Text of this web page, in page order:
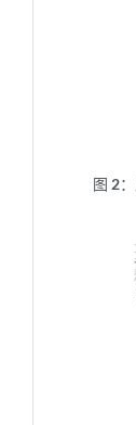
图 2：